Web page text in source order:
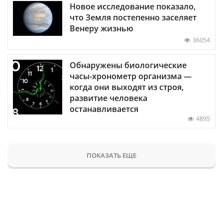
Новое исследование показало,
что Земля постепенно заселяет
Венеру жизнью
36054
Обнаружены биологические
часы-хронометр организма —
когда они выходят из строя,
развитие человека
останавливается
4895
ПОКАЗАТЬ ЕЩЕ